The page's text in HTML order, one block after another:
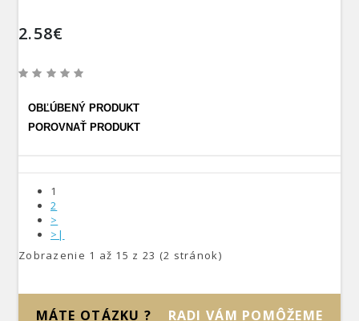
2.58€
OBĽÚBENÝ PRODUKT
POROVNAŤ PRODUKT
1
2
>
>|
Zobrazenie 1 až 15 z 23 (2 stránok)
MÁTE OTÁZKU ? RADI VÁM POMÔŽEME